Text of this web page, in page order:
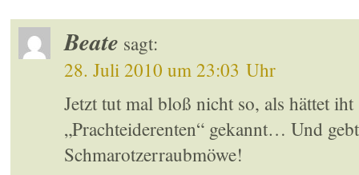
Beate sagt:
28. Juli 2010 um 23:03 Uhr
Jetzt tut mal bloß nicht so, als hättet
„Prachteiderenten“ gekannt… Und
Schmarotzerraubmöwe!